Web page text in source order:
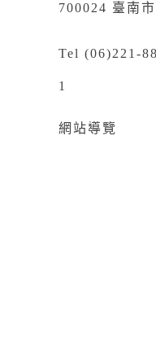
700024 臺南
Tel (06)221-
1
網站導覽